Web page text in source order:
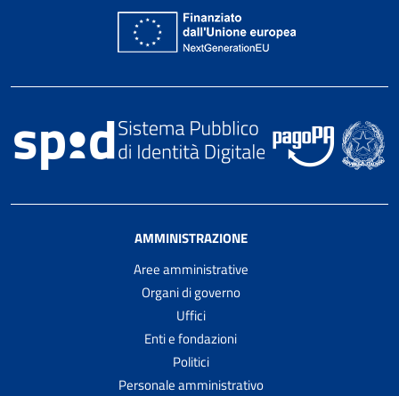
AMMINISTRAZIONE
Aree amministrative
Organi di governo
Uffici
Enti e fondazioni
Politici
Personale amministrativo